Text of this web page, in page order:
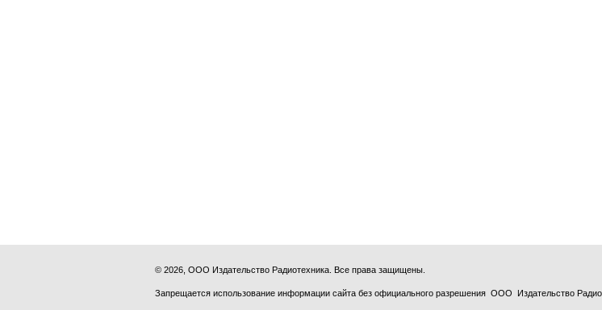
© 2026, ООО Издательство Радиотехника. Все права защищены.
Запрещается использование информации сайта без официального разрешения ООО Издательство